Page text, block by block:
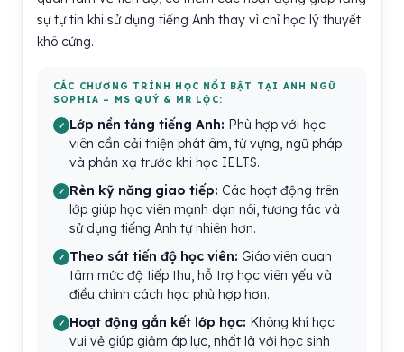
sự tự tin khi sử dụng tiếng Anh thay vì chỉ học lý thuyết
khô cứng.
CÁC CHƯƠNG TRÌNH HỌC NỔI BẬT TẠI ANH NGỮ
SOPHIA – MS QUÝ & MR LỘC:
Lớp nền tảng tiếng Anh: Phù hợp với học
viên cần cải thiện phát âm, từ vựng, ngữ pháp
và phản xạ trước khi học IELTS.
Rèn kỹ năng giao tiếp: Các hoạt động trên
lớp giúp học viên mạnh dạn nói, tương tác và
sử dụng tiếng Anh tự nhiên hơn.
Theo sát tiến độ học viên: Giáo viên quan
tâm mức độ tiếp thu, hỗ trợ học viên yếu và
điều chỉnh cách học phù hợp hơn.
Hoạt động gắn kết lớp học: Không khí học
vui vẻ giúp giảm áp lực, nhất là với học sinh